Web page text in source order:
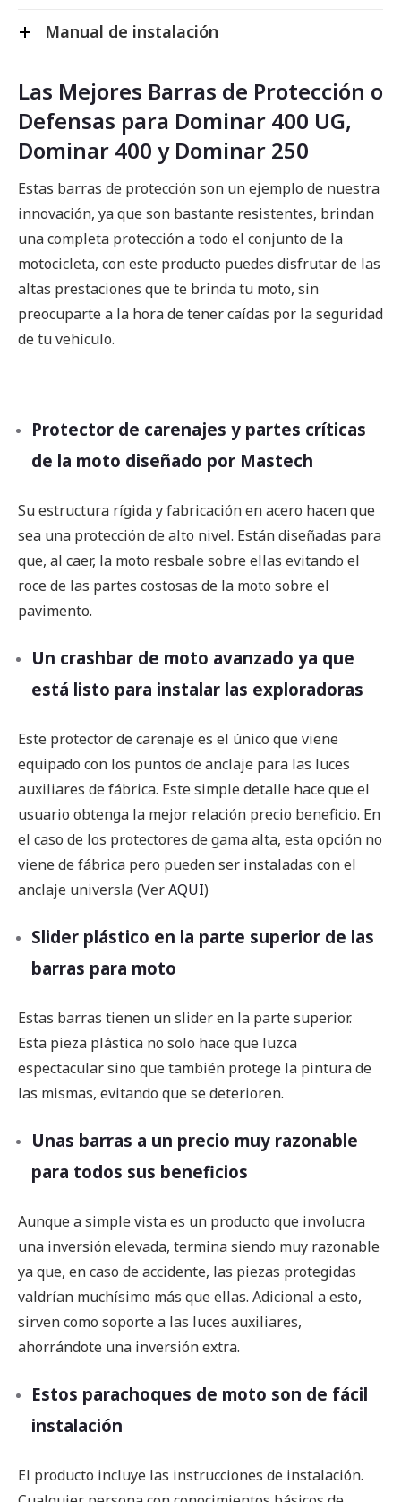
Manual de instalación
Las Mejores Barras de Protección o
Defensas para Dominar 400 UG,
Dominar 400 y Dominar 250
Estas barras de protección son un ejemplo de nuestra
innovación, ya que son bastante resistentes, brindan
una completa protección a todo el conjunto de la
motocicleta, con este producto puedes disfrutar de las
altas prestaciones que te brinda tu moto, sin
preocuparte a la hora de tener caídas por la seguridad
de tu vehículo.
Protector de carenajes y partes críticas
de la moto diseñado por Mastech
Su estructura rígida y fabricación en acero hacen que
sea una protección de alto nivel. Están diseñadas para
que, al caer, la moto resbale sobre ellas evitando el
roce de las partes costosas de la moto sobre el
pavimento.
Un crashbar de moto avanzado ya que
está listo para instalar las exploradoras
Este protector de carenaje es el único que viene
equipado con los puntos de anclaje para las luces
auxiliares de fábrica. Este simple detalle hace que el
usuario obtenga la mejor relación precio beneficio. En
el caso de los protectores de gama alta, esta opción no
viene de fábrica pero pueden ser instaladas con el
anclaje universla (VerAQUI)
Slider plástico en la parte superior de las
barras para moto
Estas barras tienen un slider en la parte superior.
Esta pieza plástica no solo hace que luzca
espectacular sino que también protege la pintura de
las mismas, evitando que se deterioren.
Unas barras a un precio muy razonable
para todos sus beneficios
Aunque a simple vista es un producto que involucra
una inversión elevada, termina siendo muy razonable
ya que, en caso de accidente, las piezas protegidas
valdrían muchísimo más que ellas. Adicional a esto,
sirven como soporte a las luces auxiliares,
ahorrándote una inversión extra.
Estos parachoques de moto son de fácil
instalación
El producto incluye las instrucciones de instalación.